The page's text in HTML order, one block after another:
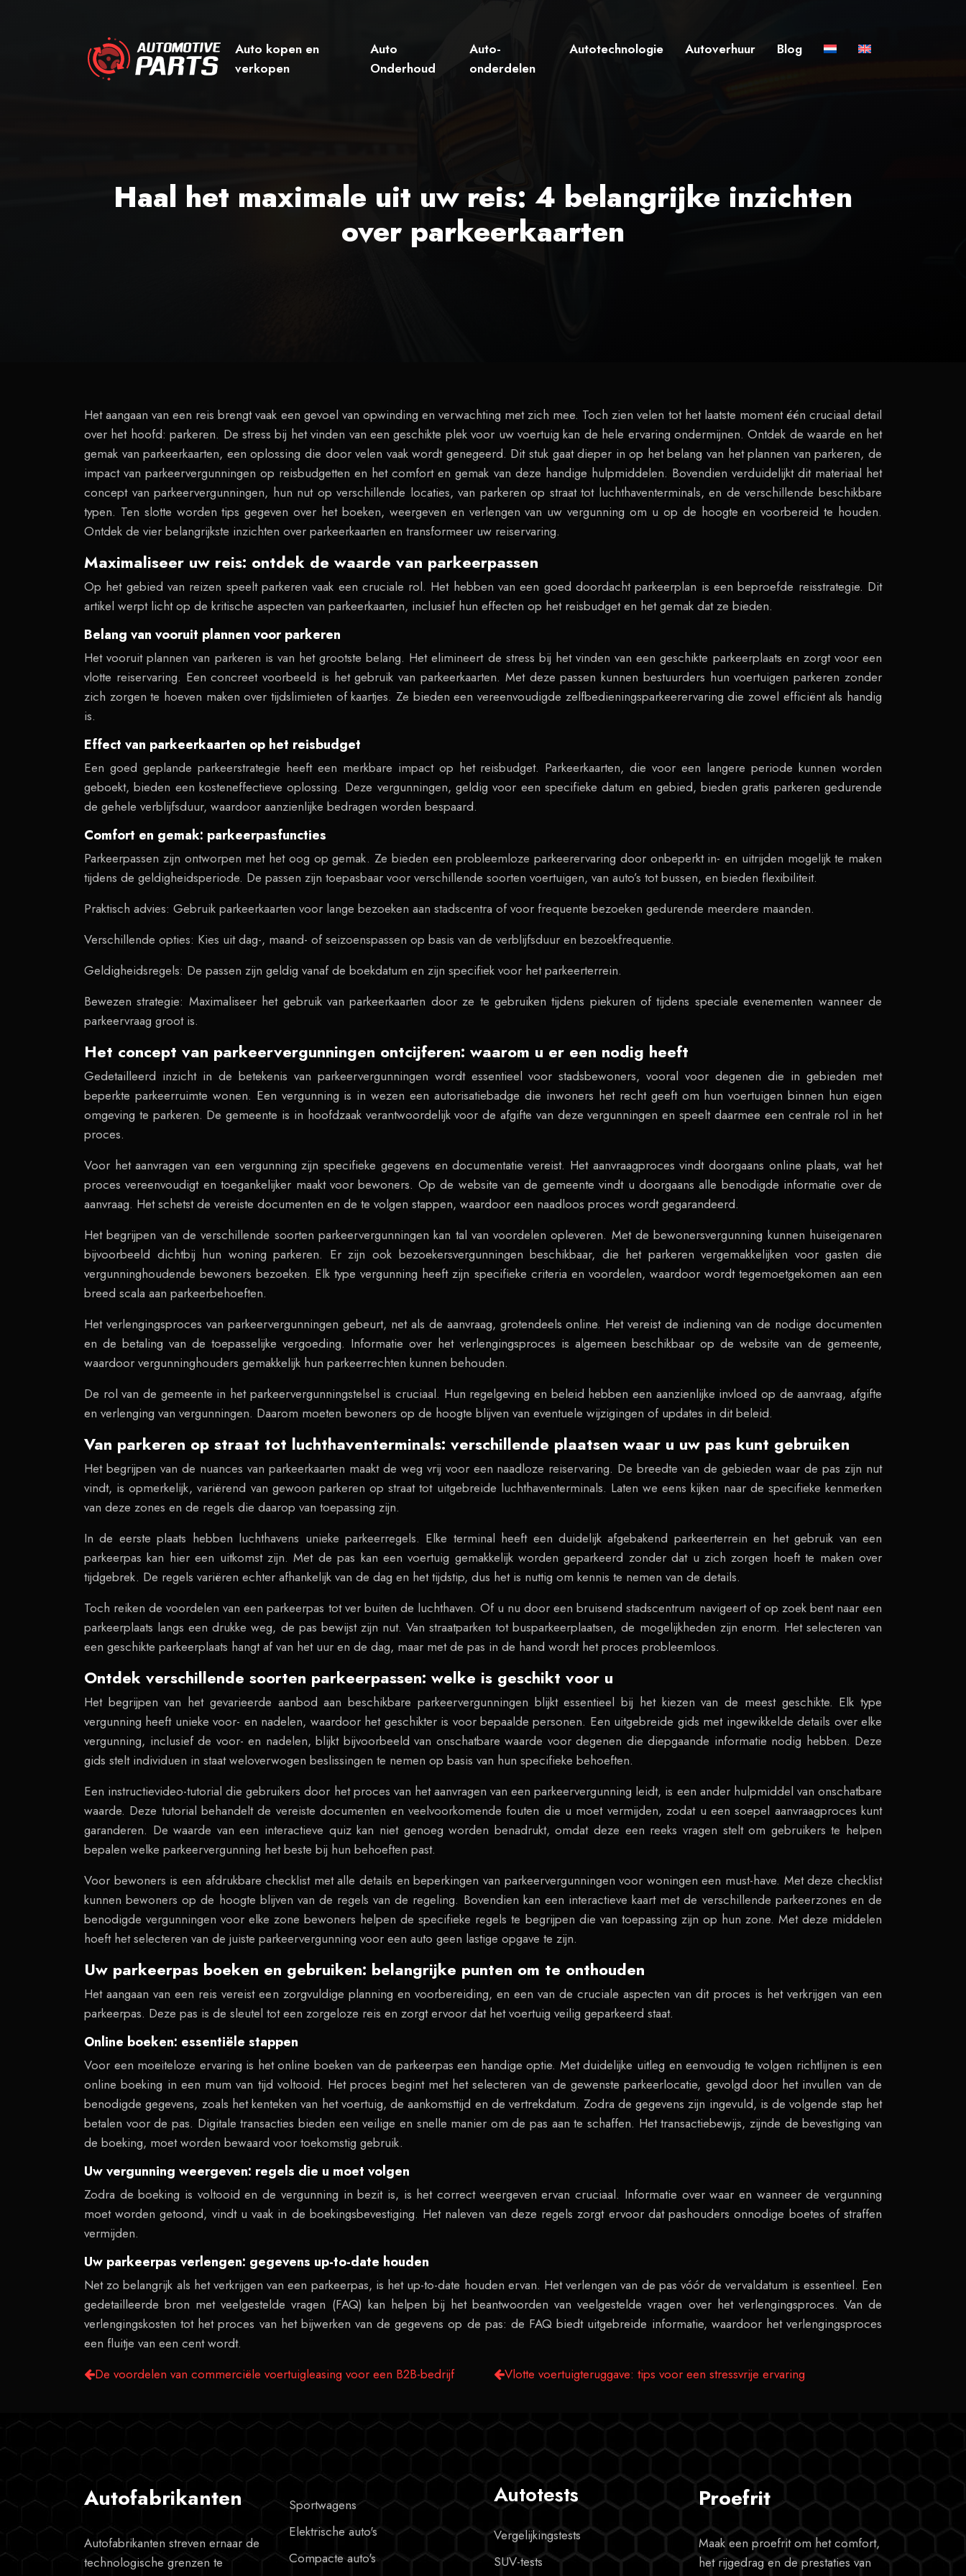
Auto kopen en
verkopen
Auto
Onderhoud
Auto-
onderdelen
Autotechnologie Autoverhuur Blog
Haal het maximale uit uw reis: 4 belangrijke inzichten
over parkeerkaarten
Het aangaan van een reis brengt vaak een gevoel van opwinding en verwachting met zich mee. Toch zien velen tot het laatste moment één cruciaal detail
over het hoofd: parkeren. De stress bij het vinden van een geschikte plek voor uw voertuig kan de hele ervaring ondermijnen. Ontdek de waarde en het
gemak van parkeerkaarten, een oplossing die door velen vaak wordt genegeerd. Dit stuk gaat dieper in op het belang van het plannen van parkeren, de
impact van parkeervergunningen op reisbudgetten en het comfort en gemak van deze handige hulpmiddelen. Bovendien verduidelijkt dit materiaal het
concept van parkeervergunningen, hun nut op verschillende locaties, van parkeren op straat tot luchthaventerminals, en de verschillende beschikbare
typen. Ten slotte worden tips gegeven over het boeken, weergeven en verlengen van uw vergunning om u op de hoogte en voorbereid te houden.
Ontdek de vier belangrijkste inzichten over parkeerkaarten en transformeer uw reiservaring.
Maximaliseer uw reis: ontdek de waarde van parkeerpassen
Op het gebied van reizen speelt parkeren vaak een cruciale rol. Het hebben van een goed doordacht parkeerplan is een beproefde reisstrategie. Dit
artikel werpt licht op de kritische aspecten van parkeerkaarten, inclusief hun effecten op het reisbudget en het gemak dat ze bieden.
Belang van vooruit plannen voor parkeren
Het vooruit plannen van parkeren is van het grootste belang. Het elimineert de stress bij het vinden van een geschikte parkeerplaats en zorgt voor een
vlotte reiservaring. Een concreet voorbeeld is het gebruik van parkeerkaarten. Met deze passen kunnen bestuurders hun voertuigen parkeren zonder
zich zorgen te hoeven maken over tijdslimieten of kaartjes. Ze bieden een vereenvoudigde zelfbedieningsparkeerervaring die zowel efficiënt als handig
is.
Effect van parkeerkaarten op het reisbudget
Een goed geplande parkeerstrategie heeft een merkbare impact op het reisbudget. Parkeerkaarten, die voor een langere periode kunnen worden
geboekt, bieden een kosteneffectieve oplossing. Deze vergunningen, geldig voor een specifieke datum en gebied, bieden gratis parkeren gedurende
de gehele verblijfsduur, waardoor aanzienlijke bedragen worden bespaard.
Comfort en gemak: parkeerpasfuncties
Parkeerpassen zijn ontworpen met het oog op gemak. Ze bieden een probleemloze parkeerervaring door onbeperkt in- en uitrijden mogelijk te maken
tijdens de geldigheidsperiode. De passen zijn toepasbaar voor verschillende soorten voertuigen, van auto’s tot bussen, en bieden flexibiliteit.
Praktisch advies: Gebruik parkeerkaarten voor lange bezoeken aan stadscentra of voor frequente bezoeken gedurende meerdere maanden.
Verschillende opties: Kies uit dag-, maand- of seizoenspassen op basis van de verblijfsduur en bezoekfrequentie.
Geldigheidsregels: De passen zijn geldig vanaf de boekdatum en zijn specifiek voor het parkeerterrein.
Bewezen strategie: Maximaliseer het gebruik van parkeerkaarten door ze te gebruiken tijdens piekuren of tijdens speciale evenementen wanneer de
parkeervraag groot is.
Het concept van parkeervergunningen ontcijferen: waarom u er een nodig heeft
Gedetailleerd inzicht in de betekenis van parkeervergunningen wordt essentieel voor stadsbewoners, vooral voor degenen die in gebieden met
beperkte parkeerruimte wonen. Een vergunning is in wezen een autorisatiebadge die inwoners het recht geeft om hun voertuigen binnen hun eigen
omgeving te parkeren. De gemeente is in hoofdzaak verantwoordelijk voor de afgifte van deze vergunningen en speelt daarmee een centrale rol in het
proces.
Voor het aanvragen van een vergunning zijn specifieke gegevens en documentatie vereist. Het aanvraagproces vindt doorgaans online plaats, wat het
proces vereenvoudigt en toegankelijker maakt voor bewoners. Op de website van de gemeente vindt u doorgaans alle benodigde informatie over de
aanvraag. Het schetst de vereiste documenten en de te volgen stappen, waardoor een naadloos proces wordt gegarandeerd.
Het begrijpen van de verschillende soorten parkeervergunningen kan tal van voordelen opleveren. Met de bewonersvergunning kunnen huiseigenaren
bijvoorbeeld dichtbij hun woning parkeren. Er zijn ook bezoekersvergunningen beschikbaar, die het parkeren vergemakkelijken voor gasten die
vergunninghoudende bewoners bezoeken. Elk type vergunning heeft zijn specifieke criteria en voordelen, waardoor wordt tegemoetgekomen aan een
breed scala aan parkeerbehoeften.
Het verlengingsproces van parkeervergunningen gebeurt, net als de aanvraag, grotendeels online. Het vereist de indiening van de nodige documenten
en de betaling van de toepasselijke vergoeding. Informatie over het verlengingsproces is algemeen beschikbaar op de website van de gemeente,
waardoor vergunninghouders gemakkelijk hun parkeerrechten kunnen behouden.
De rol van de gemeente in het parkeervergunningstelsel is cruciaal. Hun regelgeving en beleid hebben een aanzienlijke invloed op de aanvraag, afgifte
en verlenging van vergunningen. Daarom moeten bewoners op de hoogte blijven van eventuele wijzigingen of updates in dit beleid.
Van parkeren op straat tot luchthaventerminals: verschillende plaatsen waar u uw pas kunt gebruiken
Het begrijpen van de nuances van parkeerkaarten maakt de weg vrij voor een naadloze reiservaring. De breedte van de gebieden waar de pas zijn nut
vindt, is opmerkelijk, variërend van gewoon parkeren op straat tot uitgebreide luchthaventerminals. Laten we eens kijken naar de specifieke kenmerken
van deze zones en de regels die daarop van toepassing zijn.
In de eerste plaats hebben luchthavens unieke parkeerregels. Elke terminal heeft een duidelijk afgebakend parkeerterrein en het gebruik van een
parkeerpas kan hier een uitkomst zijn. Met de pas kan een voertuig gemakkelijk worden geparkeerd zonder dat u zich zorgen hoeft te maken over
tijdgebrek. De regels variëren echter afhankelijk van de dag en het tijdstip, dus het is nuttig om kennis te nemen van de details.
Toch reiken de voordelen van een parkeerpas tot ver buiten de luchthaven. Of u nu door een bruisend stadscentrum navigeert of op zoek bent naar een
parkeerplaats langs een drukke weg, de pas bewijst zijn nut. Van straatparken tot busparkeerplaatsen, de mogelijkheden zijn enorm. Het selecteren van
een geschikte parkeerplaats hangt af van het uur en de dag, maar met de pas in de hand wordt het proces probleemloos.
Ontdek verschillende soorten parkeerpassen: welke is geschikt voor u
Het begrijpen van het gevarieerde aanbod aan beschikbare parkeervergunningen blijkt essentieel bij het kiezen van de meest geschikte. Elk type
vergunning heeft unieke voor- en nadelen, waardoor het geschikter is voor bepaalde personen. Een uitgebreide gids met ingewikkelde details over elke
vergunning, inclusief de voor- en nadelen, blijkt bijvoorbeeld van onschatbare waarde voor degenen die diepgaande informatie nodig hebben. Deze
gids stelt individuen in staat weloverwogen beslissingen te nemen op basis van hun specifieke behoeften.
Een instructievideo-tutorial die gebruikers door het proces van het aanvragen van een parkeervergunning leidt, is een ander hulpmiddel van onschatbare
waarde. Deze tutorial behandelt de vereiste documenten en veelvoorkomende fouten die u moet vermijden, zodat u een soepel aanvraagproces kunt
garanderen. De waarde van een interactieve quiz kan niet genoeg worden benadrukt, omdat deze een reeks vragen stelt om gebruikers te helpen
bepalen welke parkeervergunning het beste bij hun behoeften past.
Voor bewoners is een afdrukbare checklist met alle details en beperkingen van parkeervergunningen voor woningen een must-have. Met deze checklist
kunnen bewoners op de hoogte blijven van de regels van de regeling. Bovendien kan een interactieve kaart met de verschillende parkeerzones en de
benodigde vergunningen voor elke zone bewoners helpen de specifieke regels te begrijpen die van toepassing zijn op hun zone. Met deze middelen
hoeft het selecteren van de juiste parkeervergunning voor een auto geen lastige opgave te zijn.
Uw parkeerpas boeken en gebruiken: belangrijke punten om te onthouden
Het aangaan van een reis vereist een zorgvuldige planning en voorbereiding, en een van de cruciale aspecten van dit proces is het verkrijgen van een
parkeerpas. Deze pas is de sleutel tot een zorgeloze reis en zorgt ervoor dat het voertuig veilig geparkeerd staat.
Online boeken: essentiële stappen
Voor een moeiteloze ervaring is het online boeken van de parkeerpas een handige optie. Met duidelijke uitleg en eenvoudig te volgen richtlijnen is een
online boeking in een mum van tijd voltooid. Het proces begint met het selecteren van de gewenste parkeerlocatie, gevolgd door het invullen van de
benodigde gegevens, zoals het kenteken van het voertuig, de aankomsttijd en de vertrekdatum. Zodra de gegevens zijn ingevuld, is de volgende stap het
betalen voor de pas. Digitale transacties bieden een veilige en snelle manier om de pas aan te schaffen. Het transactiebewijs, zijnde de bevestiging van
de boeking, moet worden bewaard voor toekomstig gebruik.
Uw vergunning weergeven: regels die u moet volgen
Zodra de boeking is voltooid en de vergunning in bezit is, is het correct weergeven ervan cruciaal. Informatie over waar en wanneer de vergunning
moet worden getoond, vindt u vaak in de boekingsbevestiging. Het naleven van deze regels zorgt ervoor dat pashouders onnodige boetes of straffen
vermijden.
Uw parkeerpas verlengen: gegevens up-to-date houden
Net zo belangrijk als het verkrijgen van een parkeerpas, is het up-to-date houden ervan. Het verlengen van de pas vóór de vervaldatum is essentieel. Een
gedetailleerde bron met veelgestelde vragen (FAQ) kan helpen bij het beantwoorden van veelgestelde vragen over het verlengingsproces. Van de
verlengingskosten tot het proces van het bijwerken van de gegevens op de pas: de FAQ biedt uitgebreide informatie, waardoor het verlengingsproces
een fluitje van een cent wordt.
De voordelen van commerciële voertuigleasing voor een B2B-bedrijf
Vlotte voertuigteruggave: tips voor een stressvrije ervaring
Autofabrikanten
Autofabrikanten streven ernaar de
technologische grenzen te
Sportwagens
Elektrische auto's
Compacte auto's
Autotests
Vergelijkingstests
SUV-tests
Proefrit
Maak een proefrit om het comfort,
het rijgedrag en de prestaties van